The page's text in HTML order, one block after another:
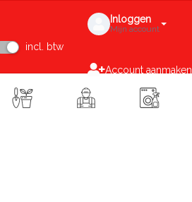
incl. btw
Inloggen
Mijn account
Account aanmaken